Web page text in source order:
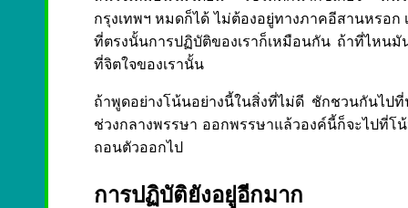
กรุงเทพฯ หมดก็ได้ ไม่ต้องอยู่ทางภาคอีสานหรอก
ที่ตรงนั้นการปฏิบัติของเราก็เหมือนกัน ถ้าที่ไหน
ที่จิตใจของเรานั้น
ถ้าพูดอย่างโน้นอย่างนี้ในสิ่งที่ไม่ดี ชักชวนกันไป
ช่วงกลางพรรษา ออกพรรษาแล้วองค์นี้ก็จะไปที่
ถอนตัวออกไป
การปฏิบัติยังอยู่อีกมาก